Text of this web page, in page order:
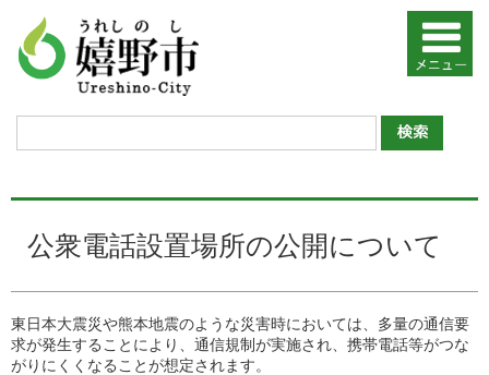
公衆電話設置場所の公開について
東日本大震災や熊本地震のような災害時においては、多量の通信要
求が発生することにより、通信規制が実施され、携帯電話等がつな
がりにくくなることが想定されます。